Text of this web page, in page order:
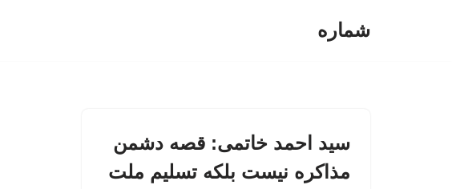
شماره
سید احمد خاتمی: قصه دشمن
مذاکره نیست بلکه تسلیم ملت